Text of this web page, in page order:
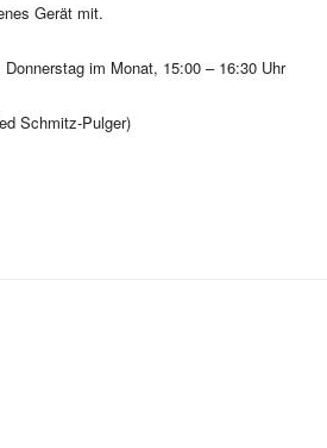
Gerät mit.
im Monat, 15:00 – 16:30 Uhr
Schmitz-Pulger)